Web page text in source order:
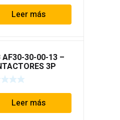
Leer más
AF30-30-00-13 –
3P
AF
Leer más